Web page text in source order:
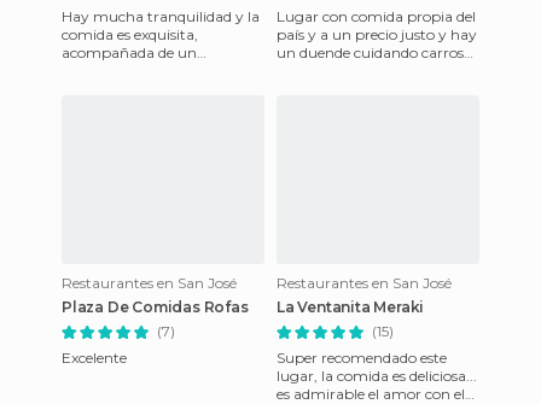
Hay mucha tranquilidad y la
comida es exquisita,
acompañada de un
Lugar con comida propia del
país y a un precio justo y hay
un duende cuidando carros
Restaurantes en San José
Plaza De Comidas Rofas
(7)
Excelente
Restaurantes en San José
La Ventanita Meraki
(15)
Super recomendado este
lugar, la comida es deliciosa...
es admirable el amor con el